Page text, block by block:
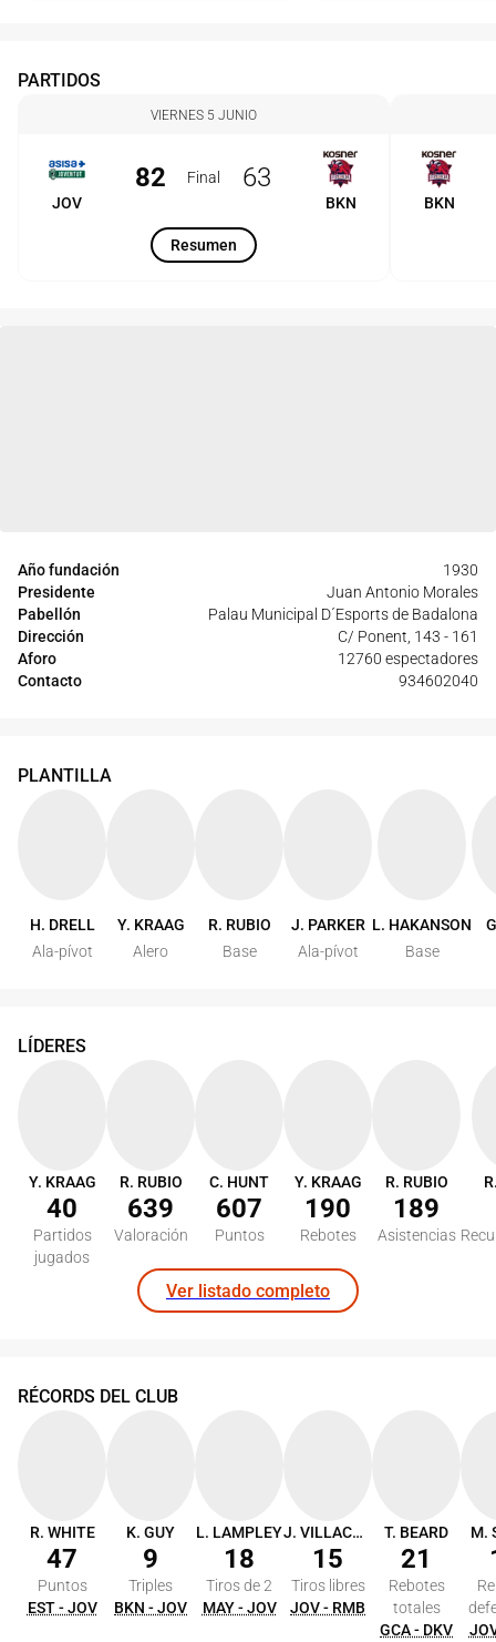
Año fundación
1930
Presidente
Juan Antonio Morales
Pabellón
Palau Municipal D´Esports de Badalona
Dirección
C/ Ponent, 143 - 161
Aforo
12760 espectadores
Contacto
934602040
PARTIDOS
VIERNES 5 JUNIO
JOV
82 Final 63
BKN
Resumen
BKN
PLANTILLA
H. DRELL
Ala-pívot
Y. KRAAG
Alero
R. RUBIO
Base
J. PARKER
Ala-pívot
L. HAKANSON
Base
LÍDERES
Y. KRAAG
40
Partidos
jugados
R. RUBIO
639
Valoración
C. HUNT
607
Puntos
Y. KRAAG
190
Rebotes
R. RUBIO
189
Asistencias
Ver listado completo
RÉCORDS DEL CLUB
R. WHITE
47
Puntos
EST - JOV
K. GUY
9
Triples
BKN - JOV
L. LAMPLEY
18
Tiros de 2
MAY - JOV
J. VILLACAMPA
15
Tiros libres
JOV - RMB
T. BEARD
21
Rebotes
totales
GCA - DKV
M.